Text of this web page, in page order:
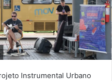
Instrumental Urbano